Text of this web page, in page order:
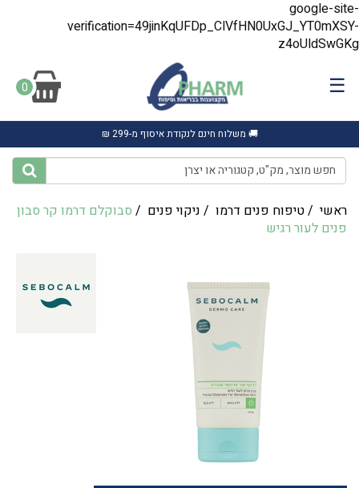
google-site-
verification=49jinKqUFDp_ClVfHN0UxGJ_YT0mXSY-
z4oUldSwGKg
☰
0
🚚 משלוח חינם לנקודת איסוף מ-299 ₪
ראשי /טיפוח פנים דרמו / ניקוי פנים / ‎סבוקלם דרמו קר סבון
פנים לעור רגיש